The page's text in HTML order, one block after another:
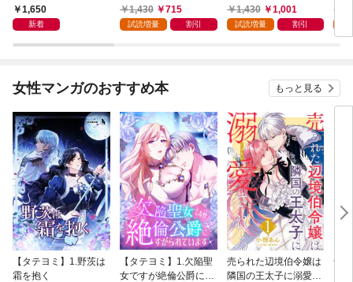
典SS付】
1,650
新着
子を引き取りましたが
公爵様からの溺愛は想
1,430 715
試読増量 割引
由気ままな転生無双譚
【特典SS付】
1,430 1,001
試読増量 割引
女性マンガのおすすめ本 もっと見る
【タテヨミ】1.野茨は
霜を抱く
【タテヨミ】1.欠陥聖
女ですが絶倫公爵にす
売られた辺境伯令嬢は
隣国の王太子に溺愛さ
千